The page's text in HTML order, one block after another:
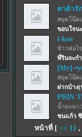
ตาต้ารั
สมุดโน๊ต
ขอบใจน
i-koo
ข้าวห่อไ
พี่รินจะก
[My]-
สมุดโน๊ต
ฝากบ้าง(
PRIN
น้ำมะนา
ชนแก้ว
หน้าที่ [ << 11 ,